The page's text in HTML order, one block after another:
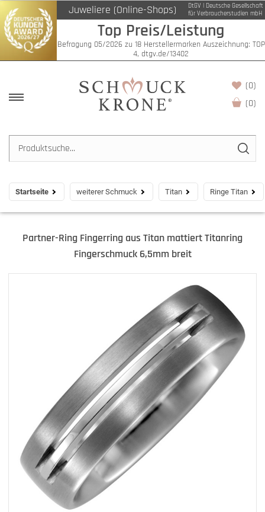
Juweliere (Online-Shops)
DtGV | Deutsche Gesellschaft
für Verbraucherstudien mbH
Top Preis/Leistung
Befragung 05/2026 zu 18 Herstellermarken Auszeichnung: TOP
4, dtgv.de/13402
(0)
(0)
Startseite weiterer Schmuck Titan Ringe Titan
Partner-Ring Fingerring aus Titan mattiert Titanring
Fingerschmuck 6,5mm breit